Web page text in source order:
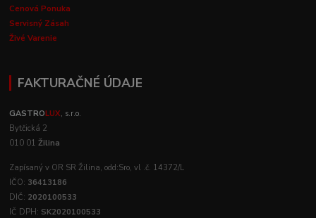
Cenová Ponuka
Servisný Zásah
Živé Varenie
FAKTURAČNÉ ÚDAJE
GASTROLUX, s.r.o.
Bytčická 2
010 01Žilina
Zapísaný v OR SR Žilina, odd:Sro, vl .č. 14372/L
IČO: 36413186
DIČ: 2020100533
IČ DPH: SK2020100533